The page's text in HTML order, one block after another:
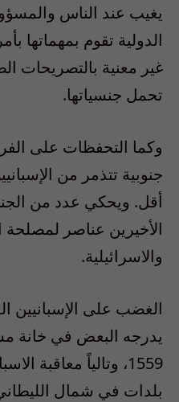
يغيب عند الناس
الدولية تقوم بمهماتها
غير معنية بالتصريحات
تحمل جنسياتها.
وكما التحفظات على
جنوبية تتذمر من
أقل. ويحكي عدد من
الأخيرين عناصر لمصلحة
والاسرائيلية.
الغضب على الإسبانيين
يدرجه البعض في خانة
1559، وتالياً معاقبة
بلدات في شمال